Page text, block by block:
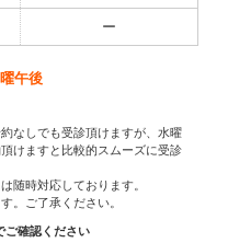
ー
午後
なしでも受診頂けますが、水曜
けますと比較的スムーズに受診
随時対応しております。
。ご了承ください。
ご確認ください